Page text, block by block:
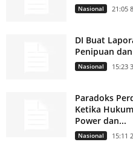
Nasional 21:05
DI Buat
Penipuan
Nasional 15:23
Paradoks
Ketika
Power dan...
Nasional 15:11